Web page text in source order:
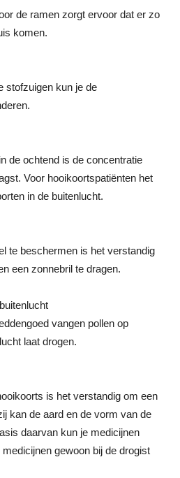
de ramen zorgt ervoor dat er zo
komen.
stofzuigen kun je de
de ochtend is de concentratie
Voor hooikoortspatiënten het
in de buitenlucht.
te beschermen is het verstandig
een zonnebril te dragen.
vangen pollen op
laat drogen.
is het verstandig om een
kan de aard en de vorm van de
daarvan kun je medicijnen
gewoon bij de drogist